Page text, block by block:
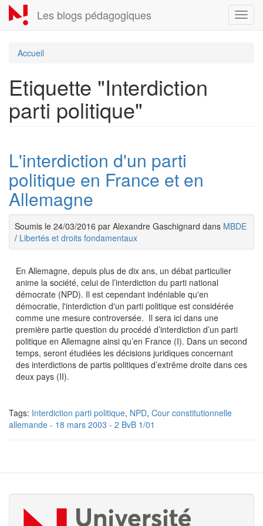
Aller
au
contenu
Les blogs pédagogiques
Accueil
Etiquette "Interdiction
parti politique"
L'interdiction d'un parti
politique en France et en
Allemagne
Soumis le 24/03/2016 par Alexandre Gaschignard dans MBDE
/ Libertés et droits fondamentaux
En Allemagne, depuis plus de dix ans, un débat particulier
anime la société, celui de l’interdiction du parti national
démocrate (NPD). Il est cependant indéniable qu'en
démocratie, l'interdiction d'un parti politique est considérée
comme une mesure controversée. Il sera ici dans une
première partie question du procédé d’interdiction d’un parti
politique en Allemagne ainsi qu’en France (I). Dans un second
temps, seront étudiées les décisions juridiques concernant
des interdictions de partis politiques d’extrême droite dans ces
deux pays (II).
Tags: Interdiction parti politique, NPD, Cour constitutionnelle
allemande - 18 mars 2003 - 2 BvB 1/01